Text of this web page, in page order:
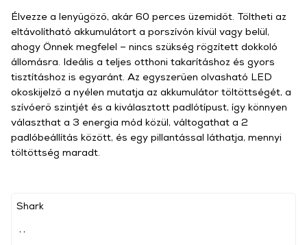
Shark
Élvezze a lenyűgöző, akár 60 perces üzemidőt. Töltheti az
eltávolítható akkumulátort a porszívón kívül vagy belül,
ahogy Önnek megfelel – nincs szükség rögzített dokkoló
állomásra. Ideális a teljes otthoni takarításhoz és gyors
tisztításhoz is egyaránt. Az egyszerűen olvasható LED
okoskijelző a nyélen mutatja az akkumulátor töltöttségét, a
szívóerő szintjét és a kiválasztott padlótípust, így könnyen
választhat a 3 energia mód közül, váltogathat a 2
padlóbeállítás között, és egy pillantással láthatja, mennyi
töltöttség maradt.